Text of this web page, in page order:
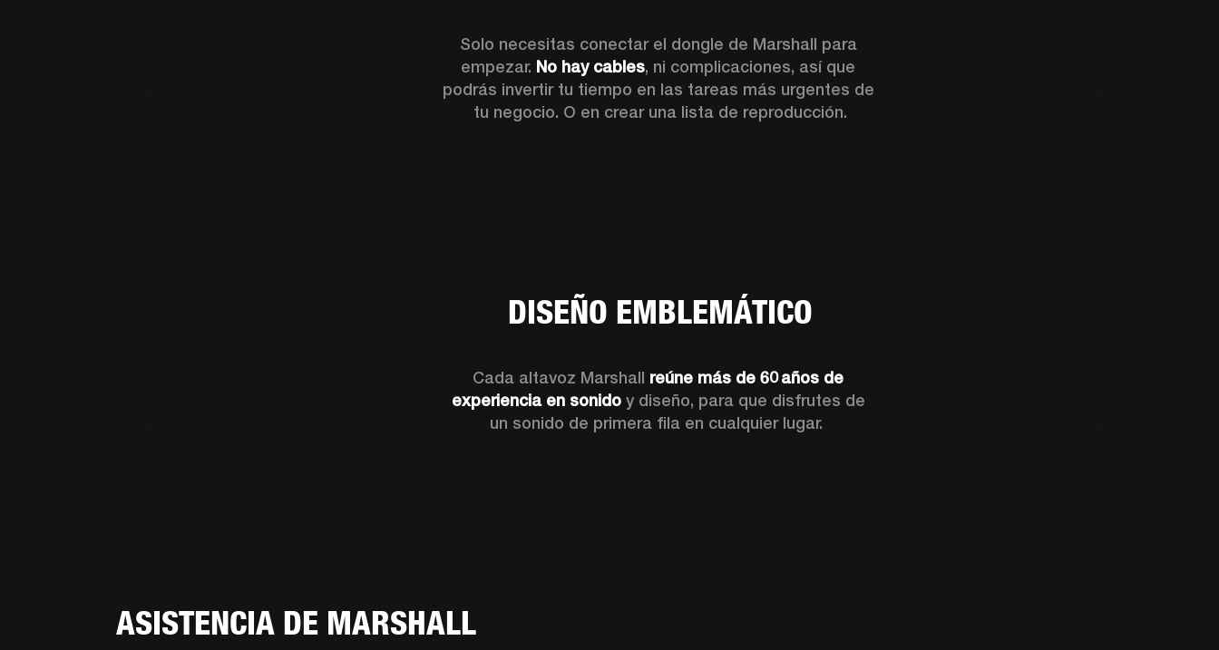
Solo necesitas conectar el dongle de Marshall para
empezar. No hay cables, ni complicaciones, así que
podrás invertir tu tiempo en las tareas más urgentes de
tu negocio. O en crear una lista de reproducción.
DISEÑO EMBLEMÁTICO
Cada altavoz Marshall reúne más de 60 años de
experiencia en sonido y diseño, para que disfrutes de
un sonido de primera fila en cualquier lugar.
ASISTENCIA DE MARSHALL